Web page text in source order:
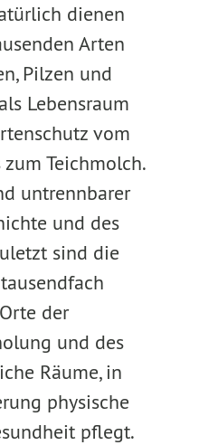
dienen
Arten
Pilzen und
Lebensraum
vom
Teichmolch.
untrennbarer
und des
sind die
der
und des
Räume, in
physische
pflegt.